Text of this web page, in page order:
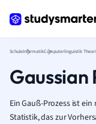
SchuleInformatikComputerlinguistik
Gaussian
Ein Gauß-Prozess ist
Statistik, das zur